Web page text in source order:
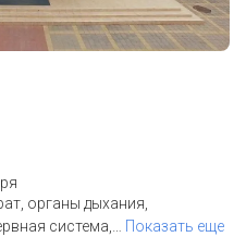
органы дыхания,
система,
Показать еще